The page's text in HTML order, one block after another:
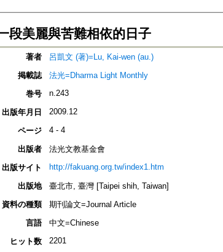
段美麗與苦難相依的日子
著者
呂凱文 (著)=Lu, Kai-wen (au.)
掲載誌
法光=Dharma Light Monthly
巻号
n.243
出版年月日 2009.12
ページ 4 - 4
出版者
法光文教基金會
出版サイト
http://fakuang.org.tw/index1.htm
出版地
臺北市, 臺灣 [Taipei shih, Taiwan]
資料の種類
期刊論文=Journal Article
言語
中文=Chinese
ヒット数
2201